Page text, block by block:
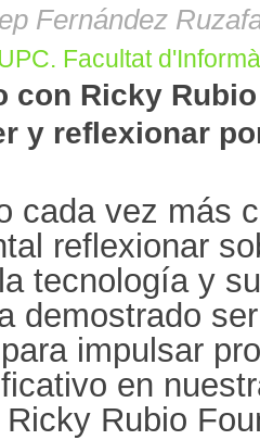
Fernández
Facultat
con Ricky
y reflexionar
cada vez más
reflexionar
tecnología y
demostrado
impulsar
en
Rubio